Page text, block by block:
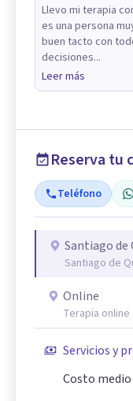
Llevo mi terapia
es una persona
buen tacto con
decisiones...
Leer más
Reserva tu
Teléfono
Santiago de
Santiago de
Online
Terapia online
Servicios y
Costo